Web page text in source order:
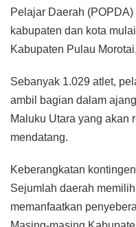
Pelajar Daerah
kabupaten dan kota
Kabupaten Pulau
Sebanyak 1.029 atlet,
ambil bagian dalam
Maluku Utara yang akan
mendatang.
Keberangkatan
Sejumlah daerah
memanfaatkan